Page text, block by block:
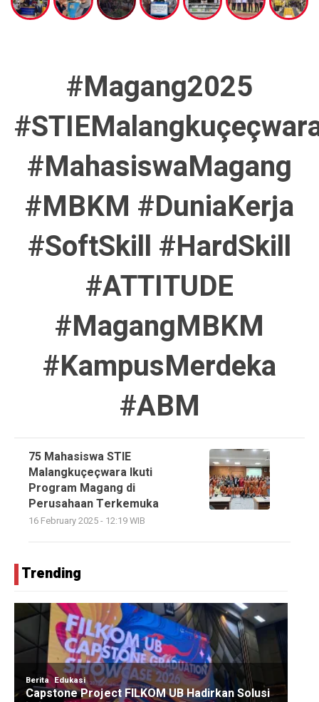
#Magang2025
#MahasiswaMagang
#MBKM #DuniaKerja
#SoftSkill #HardSkill
#ATTITUDE
#MagangMBKM
#KampusMerdeka
#ABM
75 Mahasiswa STIE
Malangkuçeçwara Ikuti
Program Magang di
Perusahaan Terkemuka
16 February 2025 - 12:19 WIB
Trending